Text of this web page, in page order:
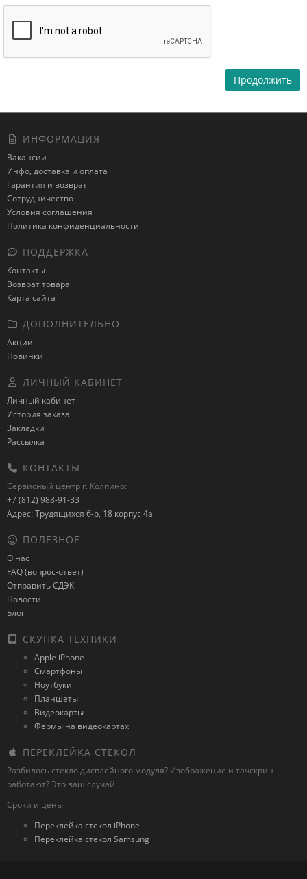
Продолжить
ИНФОРМАЦИЯ
Вакансии
Инфо, доставка и оплата
Гарантия и возврат
Сотрудничество
Условия соглашения
Политика конфиденциальности
ПОДДЕРЖКА
Контакты
Возврат товара
Карта сайта
ДОПОЛНИТЕЛЬНО
Акции
Новинки
ЛИЧНЫЙ КАБИНЕТ
Личный кабинет
История заказа
Закладки
Рассылка
КОНТАКТЫ
Сервисный центр г. Колпино:
+7 (812) 988-91-33
Адрес: Трудящихся б-р, 18 корпус 4а
ПОЛЕЗНОЕ
О нас
FAQ (вопрос-ответ)
Отправить СДЭК
Новости
Блог
СКУПКА ТЕХНИКИ
Apple iPhone
Смартфоны
Ноутбуки
Планшеты
Видеокарты
Фермы на видеокартах
ПЕРЕКЛЕЙКА СТЕКОЛ
Разбилось стекло дисплейного модуля? Изображение и тачскрин
работают? Это ваш случай
Сроки и цены:
Переклейка стекол iPhone
Переклейка стекол Samsung